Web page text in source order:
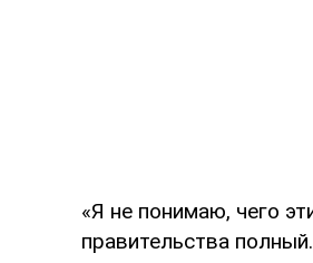
«Я не понимаю, чего
правительства